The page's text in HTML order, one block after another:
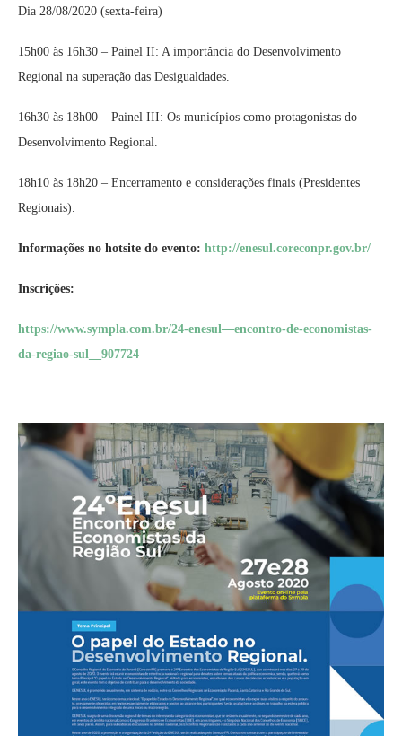
Dia 28/08/2020 (sexta-feira)
15h00 às 16h30 – Painel II: A importância do Desenvolvimento
Regional na superação das Desigualdades.
16h30 às 18h00 – Painel III: Os municípios como protagonistas do
Desenvolvimento Regional.
18h10 às 18h20 – Encerramento e considerações finais (Presidentes
Regionais).
Informações no hotsite do evento: http://enesul.coreconpr.gov.br/
Inscrições:
https://www.sympla.com.br/24-enesul—encontro-de-economistas-
da-regiao-sul__907724